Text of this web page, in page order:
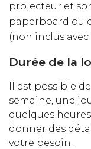
projecteur et
paperboard ou
(non inclus
Durée de la
Il est possible
semaine, une
quelques
donner des
votre besoin.